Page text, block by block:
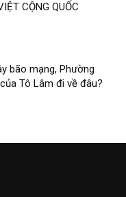
CỘNG QUỐC
bão mạng, Phường
Tô Lâm đi về đâu?